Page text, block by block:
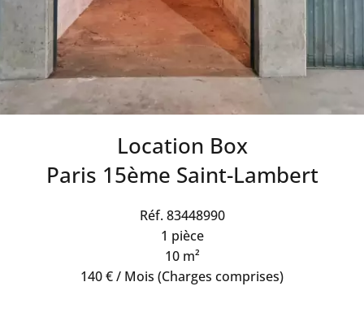
Location Box
Paris 15ème Saint-Lambert
Réf. 83448990
1 pièce
10 m²
140 € / Mois (Charges comprises)